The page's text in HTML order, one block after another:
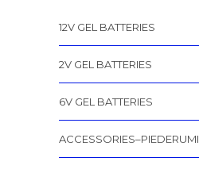
12V GEL BATTERIES
2V GEL BATTERIES
6V GEL BATTERIES
ACCESSORIES–PIEDERUMI